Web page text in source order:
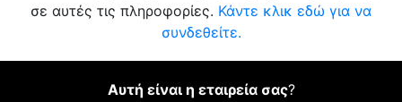
σε αυτές τις πληροφορίες. Κάντε κλικ εδώ για να
συνδεθείτε.
Αυτή είναι η εταιρεία σας?